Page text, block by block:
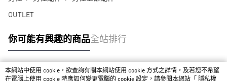
OUTLET
你可能有興趣的商品全站排行
熱門標籤
本網站中使用 cookie，欲查詢有關本網站使用 cookie 方式之詳情，及若您不希望
在電腦上使用 cookie 時應如何變更電腦的 cookie 設定，請參閱本網站「
隱私權